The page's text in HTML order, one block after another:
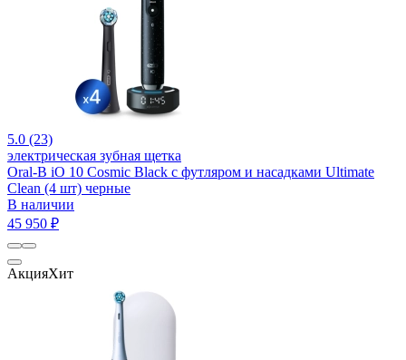
5.0 (23)
электрическая зубная щетка
Oral-B iO 10 Cosmic Black c футляром и насадками Ultimate
Clean (4 шт) черные
В наличии
45 950 ₽
АкцияХит